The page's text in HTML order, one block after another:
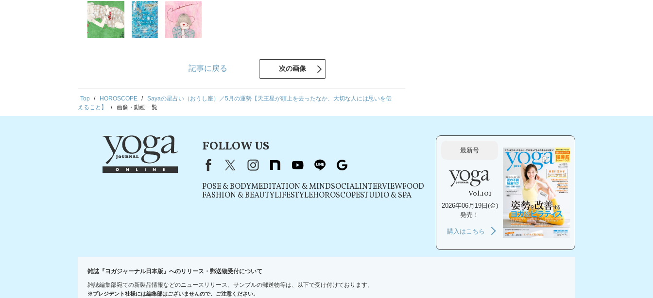
記事に戻る 次の画像
Top HOROSCOPE
Sayaの星占い（おうし座）／5月の運勢【天王星が頭上を去ったなか、大切な人には思いを伝
えること】
画像・動画一覧
FOLLOW US
FacebookX（旧Twitter）
instagram
note youtube line
POSE & BODYMEDITATION & MINDSOCIALINTERVIEWFOOD
FASHION & BEAUTYLIFESTYLEHOROSCOPESTUDIO & SPA
最新号
Vol.101
2026年06月19日(金)
発売！
購入はこちら
雑誌『ヨガジャーナル日本版』へのリリース・郵送物受付について
雑誌編集部宛ての新製品情報などのニュースリリース、サンプルの郵送物等は、以下で受け付けております。
※プレジデント社様には編集部はございませんので、ご注意ください。